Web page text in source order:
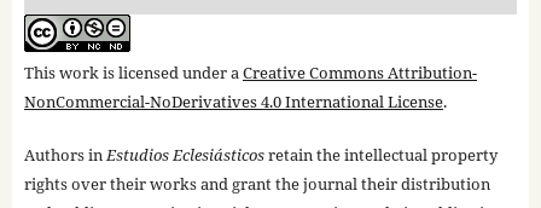
This work is licensed under aCreative Commons Attribution-
NonCommercial-NoDerivatives 4.0 International License.
Authors inEstudios Eclesiásticosretain the intellectual property
rights over their works and grant the journal their distribution